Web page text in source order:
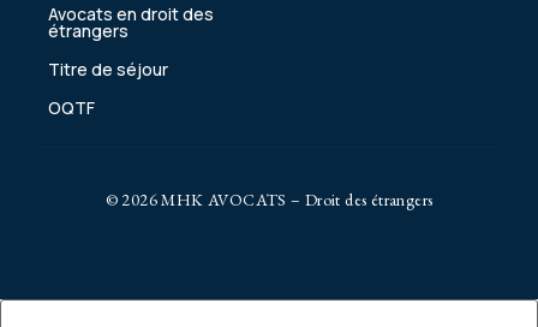
Avocats en droit des
étrangers
Titre de séjour
OQTF
© 2026 MHK AVOCATS – Droit des étrangers